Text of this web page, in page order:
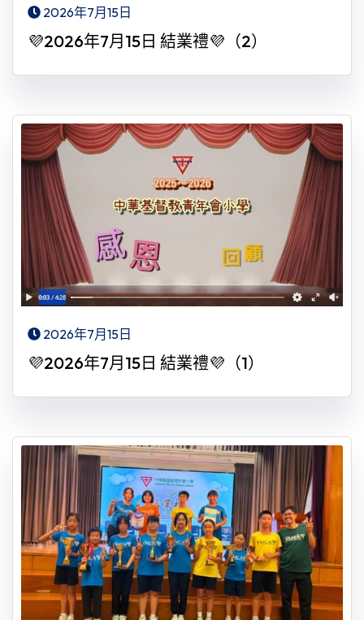
2026年7月15日
💜2026年7月15日 結業禮💜（2）
2026年7月15日
💜2026年7月15日 結業禮💜（1）